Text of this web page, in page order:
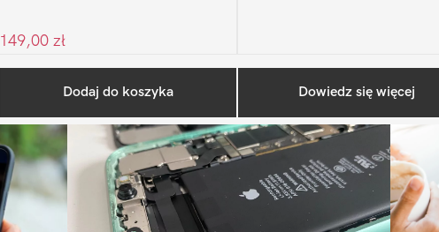
149,00 zł
Dodaj do koszyka Dowiedz się więcej
Ostatnio na blogu